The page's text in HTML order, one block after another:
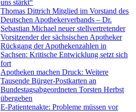
uns stärkt“
Thomas Dittrich Mitglied im Vorstand des
Deutschen Apothekerverbands – Dr.
Sebastian Michael neuer stellvertretender
Vorsitzender der sächsischen Apotheker
Rückgang der Apothekenzahlen in
Sachsen: Kritische Entwicklung setzt sich
fort
Apotheken machen Druck: Weitere
Tausende Bürger-Postkarten an
Bundestagsabgeordneten Torsten Herbst
übergeben
E-Patientenakte: Probleme müssen vor